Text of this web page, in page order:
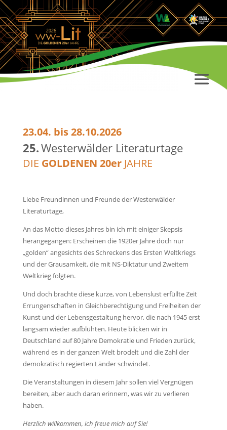
23.04. bis 28.10.2026
25.Westerwälder Literaturtage
DIE GOLDENEN 20er JAHRE
Liebe Freundinnen und Freunde der Westerwälder
Literaturtage,
An das Motto dieses Jahres bin ich mit einiger Skepsis
herangegangen: Erscheinen die 1920er Jahre doch nur
„golden“ angesichts des Schreckens des Ersten Weltkriegs
und der Grausamkeit, die mit NS-Diktatur und Zweitem
Weltkrieg folgten.
Und doch brachte diese kurze, von Lebenslust erfüllte Zeit
Errungenschaften in Gleichberechtigung und Freiheiten der
Kunst und der Lebensgestaltung hervor, die nach 1945 erst
langsam wieder aufblühten. Heute blicken wir in
Deutschland auf 80 Jahre Demokratie und Frieden zurück,
während es in der ganzen Welt brodelt und die Zahl der
demokratisch regierten Länder schwindet.
Die Veranstaltungen in diesem Jahr sollen viel Vergnügen
bereiten, aber auch daran erinnern, was wir zu verlieren
haben.
Herzlich willkommen, ich freue mich auf Sie!